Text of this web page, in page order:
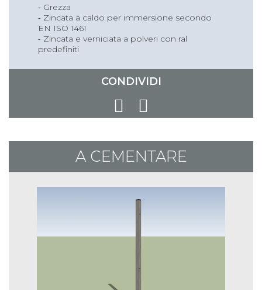
‐ Grezza
‐ Zincata a caldo per immersione secondo
EN ISO 1461
‐ Zincata e verniciata a polveri con ral
predefiniti
CONDIVIDI
A CEMENTARE